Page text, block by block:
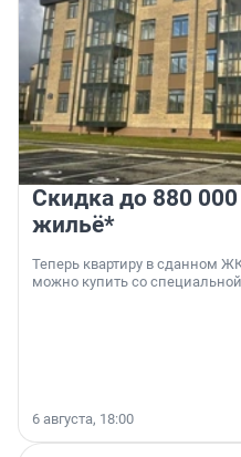
Скидка до 880 000
жильё*
Теперь квартиру в сданном
можно купить со
6 августа, 18:00